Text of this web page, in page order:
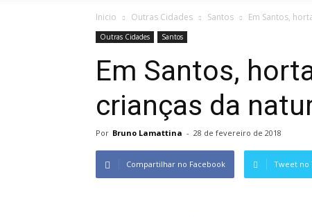
Inicio Outras Cidades Santos Em Santos,
Outras Cidades Santos
Em Santos,
crianças da
Por Bruno Lamattina - 28 de fevereiro de 2018
Compartilhar no Facebook Tweet no